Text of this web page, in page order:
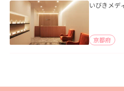
いびきメデ
京都府